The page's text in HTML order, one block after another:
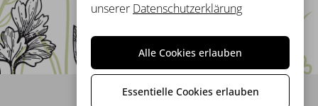
unserer Datenschutzerklärung
Alle Cookies erlauben
Essentielle Cookies erlauben